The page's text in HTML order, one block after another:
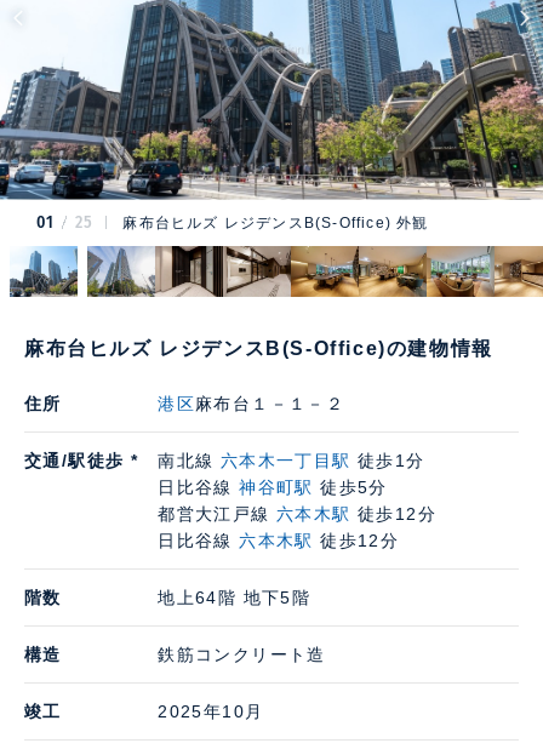
01 25 麻布台ヒルズ レジデンスB(S-Office) 外観
麻布台ヒルズ レジデンスB(S-Office)の建物情報
住所 港区麻布台１－１－２
交通/駅徒歩 * 南北線 六本木一丁目駅 徒歩1分
日比谷線神谷町駅 徒歩5分
都営大江戸線六本木駅 徒歩12分
日比谷線六本木駅 徒歩12分
階数 地上64階 地下5階
構造 鉄筋コンクリート造
竣工 2025年10月